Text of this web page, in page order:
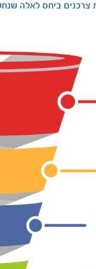
צרכנים ביחס לאלה